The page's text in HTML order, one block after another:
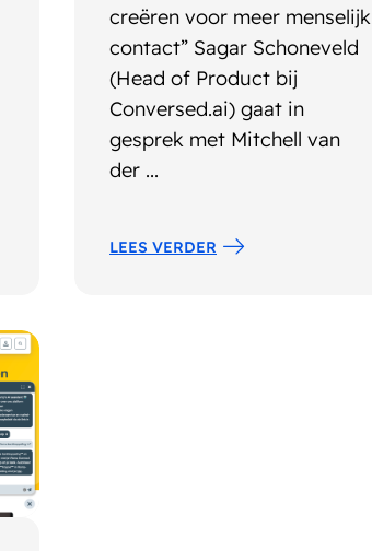
creëren voor meer menselijk
contact” Sagar Schoneveld
(Head of Product bij
Conversed.ai) gaat in
gesprek met Mitchell van
der ...
LEES VERDER